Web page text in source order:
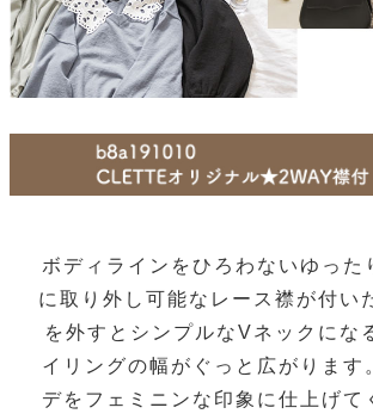
ボディラインをひろわないゆった
に取り外し可能なレース襟が付い
を外すとシンプルなVネックにな
イリングの幅がぐっと広がります
デをフェミニンな印象に仕上げて